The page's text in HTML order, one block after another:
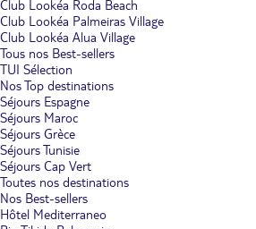
Club Lookéa Roda Beach
Club Lookéa Palmeiras Village
Club Lookéa Alua Village
Tous nos Best-sellers
TUI Sélection
Nos Top destinations
Séjours Espagne
Séjours Maroc
Séjours Grèce
Séjours Tunisie
Séjours Cap Vert
Toutes nos destinations
Nos Best-sellers
Hôtel Mediterraneo